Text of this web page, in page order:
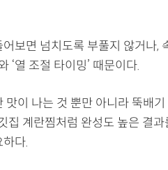
보면 넘치도록 부풀지 않거나,
‘열 조절 타이밍’ 때문이다.
맛이 나는 것 뿐만 아니라 뚝배
집 계란찜처럼 완성도 높은 결
다.